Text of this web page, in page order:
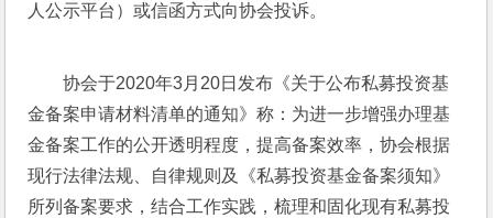
人公示平台）或信函方式向协会投诉。
协会于2020年3月20日发布《关于公布私募投资基
金备案申请材料清单的通知》称：为进一步增强办理基
金备案工作的公开透明程度，提高备案效率，协会根据
现行法律法规、自律规则及《私募投资基金备案须知》
所列备案要求，结合工作实践，梳理和固化现有私募投